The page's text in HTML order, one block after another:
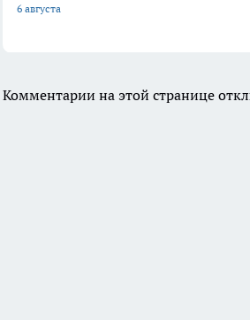
6 августа
Комментарии на этой странице